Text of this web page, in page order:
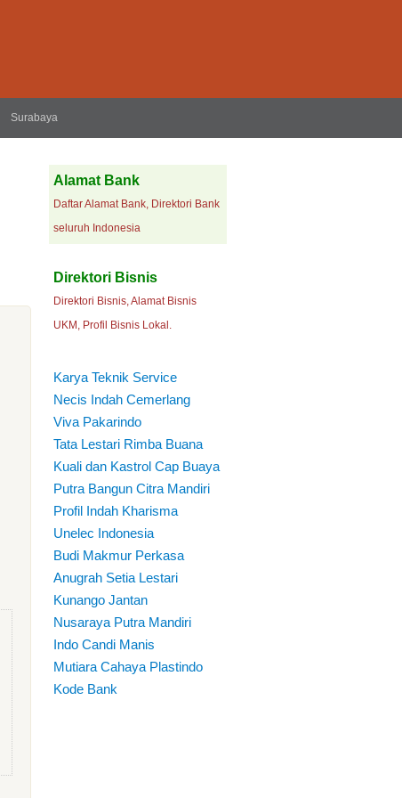
Surabaya
Alamat Bank
Daftar Alamat Bank, Direktori Bank
seluruh Indonesia
Direktori Bisnis
Direktori Bisnis, Alamat Bisnis
UKM, Profil Bisnis Lokal.
Karya Teknik Service
Necis Indah Cemerlang
Viva Pakarindo
Tata Lestari Rimba Buana
Kuali dan Kastrol Cap Buaya
Putra Bangun Citra Mandiri
Profil Indah Kharisma
Unelec Indonesia
Budi Makmur Perkasa
Anugrah Setia Lestari
Kunango Jantan
Nusaraya Putra Mandiri
Indo Candi Manis
Mutiara Cahaya Plastindo
Kode Bank